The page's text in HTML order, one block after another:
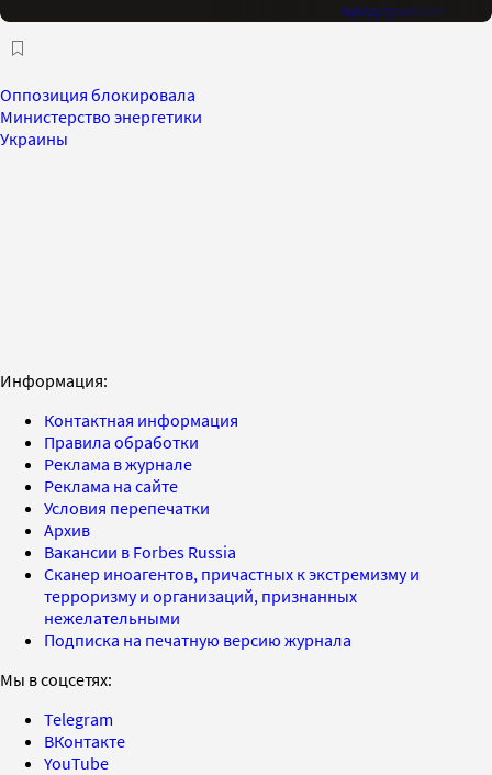
предприятие
Оппозиция блокировала
Министерство энергетики
Украины
Информация:
Контактная информация
Правила обработки
Реклама в журнале
Реклама на сайте
Условия перепечатки
Архив
Вакансии в Forbes Russia
Сканер иноагентов, причастных к экстремизму и
терроризму и организаций, признанных
нежелательными
Подписка на печатную версию журнала
Мы в соцсетях:
Telegram
ВКонтакте
YouTube